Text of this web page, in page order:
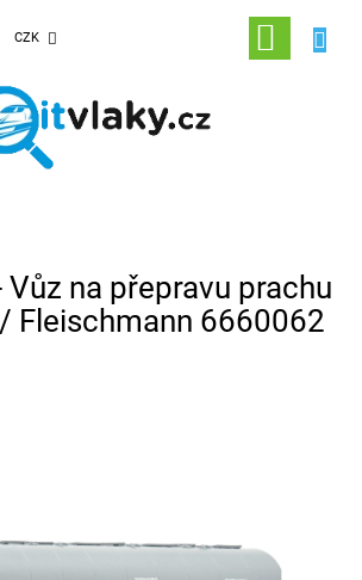
CZK
NÁKUPNÍ
KOŠÍK
Vůz na přepravu prachu
/ Fleischmann 6660062